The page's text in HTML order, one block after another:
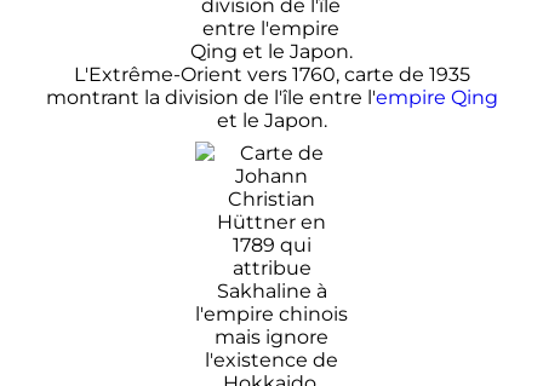
L'Extrême-Orient vers 1760, carte de 1935
montrant la division de l'île entre l'empire Qing
et le Japon.